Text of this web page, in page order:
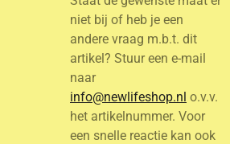
niet bij of heb je een
andere vraag m.b.t. dit
artikel? Stuur een e-mail
naar
info@newlifeshop.nl o.v.v.
het artikelnummer. Voor
een snelle reactie kan ook